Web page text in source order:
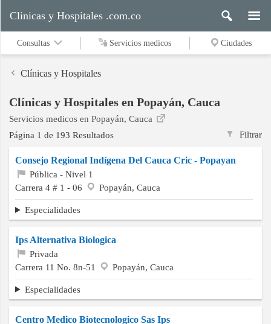
medicos
Ciudades
Buscar
Contacto
Clinicas y Hospitales .com.co
Consultas Servicios medicos Ciudades
Clínicas y Hospitales
Clínicas y Hospitales en Popayán, Cauca
Servicios medicos en Popayán, Cauca
Filtrar
Página 1 de 193 Resultados
Consejo Regional Indígena Del Cauca Cric - Popayan
Pública - Nivel 1
Carrera 4 # 1 - 06
Popayán, Cauca
Especialidades
Ips Alternativa Biologica
Privada
Carrera 11 No. 8n-51
Popayán, Cauca
Especialidades
Centro Medico Biotecnologico Sas Ips